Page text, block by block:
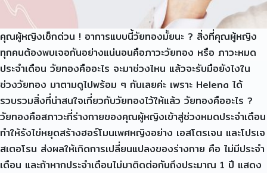
คุณผู้หญิงเช็กด่วน ! อาการแบบนี้วัยทองมั้ยนะ ? สิ่งที่คุณผู้หญิง
ทุกคนต้องพบเจอกันอย่างแน่นอนคือภาวะวัยทอง หรือ ภาวะหมด
ประจำเดือน วัยทองคืออะไร จะมาช่วงไหน แล้วจะรับมือยังไงใน
ช่วงวัยทอง มาตามดูไปพร้อม ๆ กันเลยค่ะ เพราะ Helena ได้
รวบรวมสิ่งที่น่าสนใจเกี่ยวกับวัยทองไว้ให้แล้ว วัยทองคืออะไร ?
วัยทองคือสภาวะที่ร่างกายของคุณผู้หญิงเข้าสู่ช่วงหมดประจำเดือน
ทำให้รังไข่หยุดสร้างฮอร์โมนเพศหญิงอย่าง เอสโตรเจน และโปรเจ
สเตอโรน ส่งผลให้เกิดการเปลี่ยนแปลงของร่างกาย คือ ไม่มีประจำ
เดือน และถ้าหากประจำเดือนไม่มาติดต่อกันถึงประมาณ 1 ปี แสดง